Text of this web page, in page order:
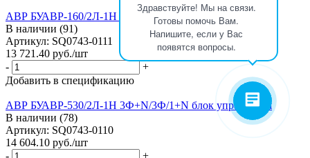
Здравствуйте! Мы на связи.
Готовы помочь Вам.
Напишите, если у Вас
появятся вопросы.
АВР БУАВР-160/2Л-1Н 3Ф+N/1+N блок управления
В наличии (91)
Артикул: SQ0743-0111
13 721.40 руб./шт
-
+
Добавить в спецификацию
АВР БУАВР-530/2Л-1Н 3Ф+N/3Ф/1+N блок управления
В наличии (78)
Артикул: SQ0743-0110
14 604.10 руб./шт
-
+